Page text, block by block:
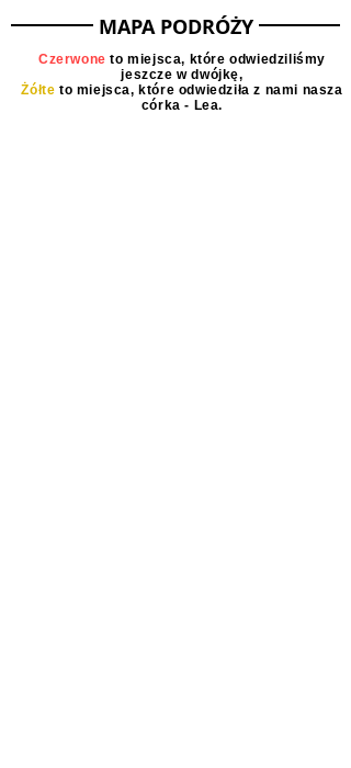
MAPA PODRÓŻY
to miejsca, które odwiedziliśmy